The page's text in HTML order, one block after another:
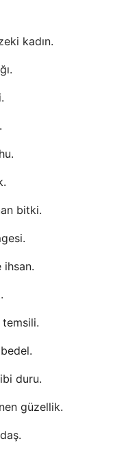
kadın.
bitki.
ihsan.
duru.
güzellik.